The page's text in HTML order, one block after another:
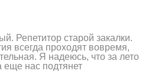
Репетитор старой закалки.
всегда проходят вовремя,
Я надеюсь, что за лето
еще нас подтянет